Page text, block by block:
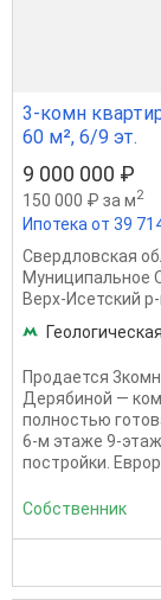
3-комн
60 м², 6/9 эт.
9 000 000 ₽
150 000 ₽ за м2
Ипотека от 39
Свердловская
Муниципальное
Верх-Исетский
Геологическая
Продается
Дерябиной —
полностью
6-м этаже 9-
постройки.
Собственник